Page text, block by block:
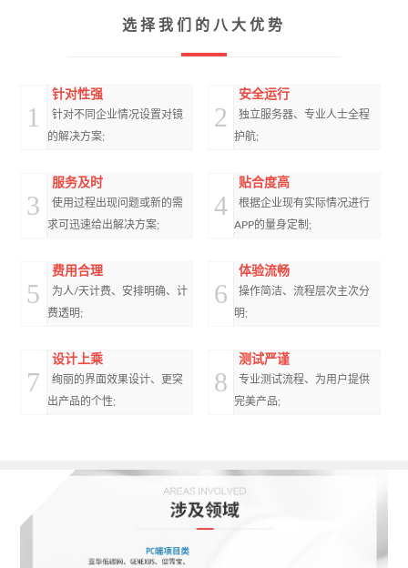
选择我们的八大优势
1
针对性强
针对不同企业情况设置对镜
的解决方案;
2
安全运行
独立服务器、专业人士全程
护航;
3
服务及时
使用过程出现问题或新的需
求可迅速给出解决方案;
4
贴合度高
根据企业现有实际情况进行
APP的量身定制;
5
费用合理
为人/天计费、安排明确、计
费透明;
6
体验流畅
操作简洁、流程层次主次分
明;
7
设计上乘
绚丽的界面效果设计、更突
出产品的个性;
8
测试严谨
专业测试流程、为用户提供
完美产品;